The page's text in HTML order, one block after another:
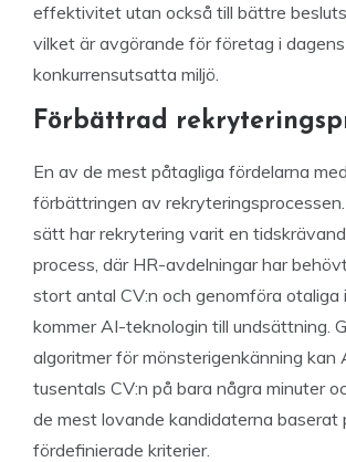
effektivitet utan också till bättre
vilket är avgörande för företag i dagens
konkurrensutsatta miljö.
Förbättrad
En av de mest påtagliga fördelarna
förbättringen av
sätt har rekrytering varit en
process, där HR-avdelningar har
stort antal CV:n och genomföra otaliga
kommer AI-teknologin till undsättning.
algoritmer för mönsterigenkänning kan
tusentals CV:n på bara några minuter
de mest lovande kandidaterna baserat
fördefinierade kriterier.